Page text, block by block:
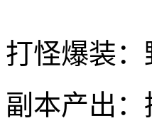
打怪爆装
副本产出